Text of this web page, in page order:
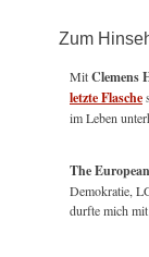
Zum
MitClemens
letzte Flasche
im Leben
The
Demokratie,
durfte mich